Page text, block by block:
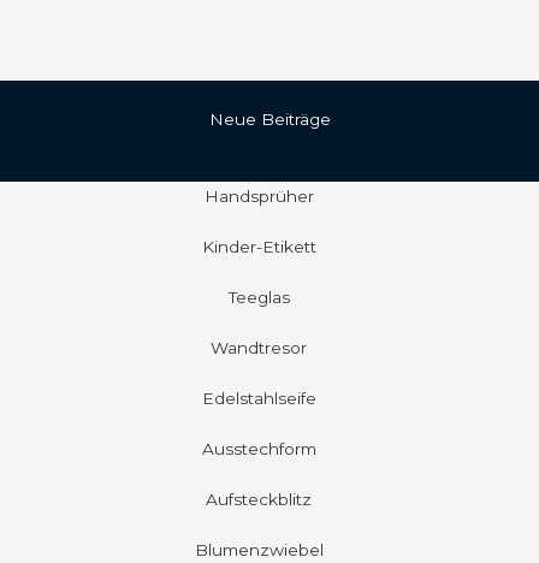
Neue Beiträge
Handsprüher
Kinder-Etikett
Teeglas
Wandtresor
Edelstahlseife
Ausstechform
Aufsteckblitz
Blumenzwiebel